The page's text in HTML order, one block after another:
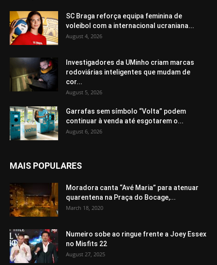
SC Braga reforça equipa feminina de
voleibol com a internacional ucraniana...
August 4, 2026
Investigadores da UMinho criam marcas
rodoviárias inteligentes que mudam de
cor...
August 5, 2026
Garrafas sem símbolo “Volta” podem
continuar à venda até esgotarem o...
August 6, 2026
MAIS POPULARES
Moradora canta “Avé Maria” para atenuar
quarentena na Praça do Bocage,...
March 18, 2020
Numeiro sobe ao ringue frente a Joey Essex
no Misfits 22
August 27, 2025